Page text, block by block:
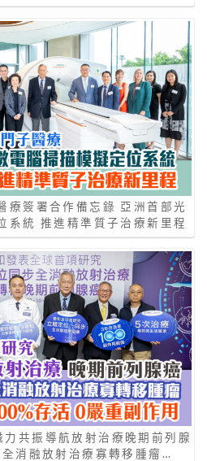
療簽署合作備忘錄 亞洲首部光
系統 推進精準質子治療新里程
共振導航放射治療晚期前列腺
消融放射治療寡轉移腫瘤…